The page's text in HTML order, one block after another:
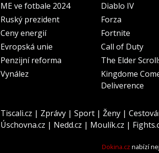
ME ve fotbale 2024
Ruský prezident
Ceny energií
Evropská unie
Penzijní reforma
Vynález
Diablo IV
Forza
Fortnite
Call of Duty
The Elder
Kingdome
Deliverence
Tiscali.cz | Zprávy | Sport | Ženy |
Úschovna.cz | Nedd.cz | Moulík.cz |
Dokina.cz nabízí